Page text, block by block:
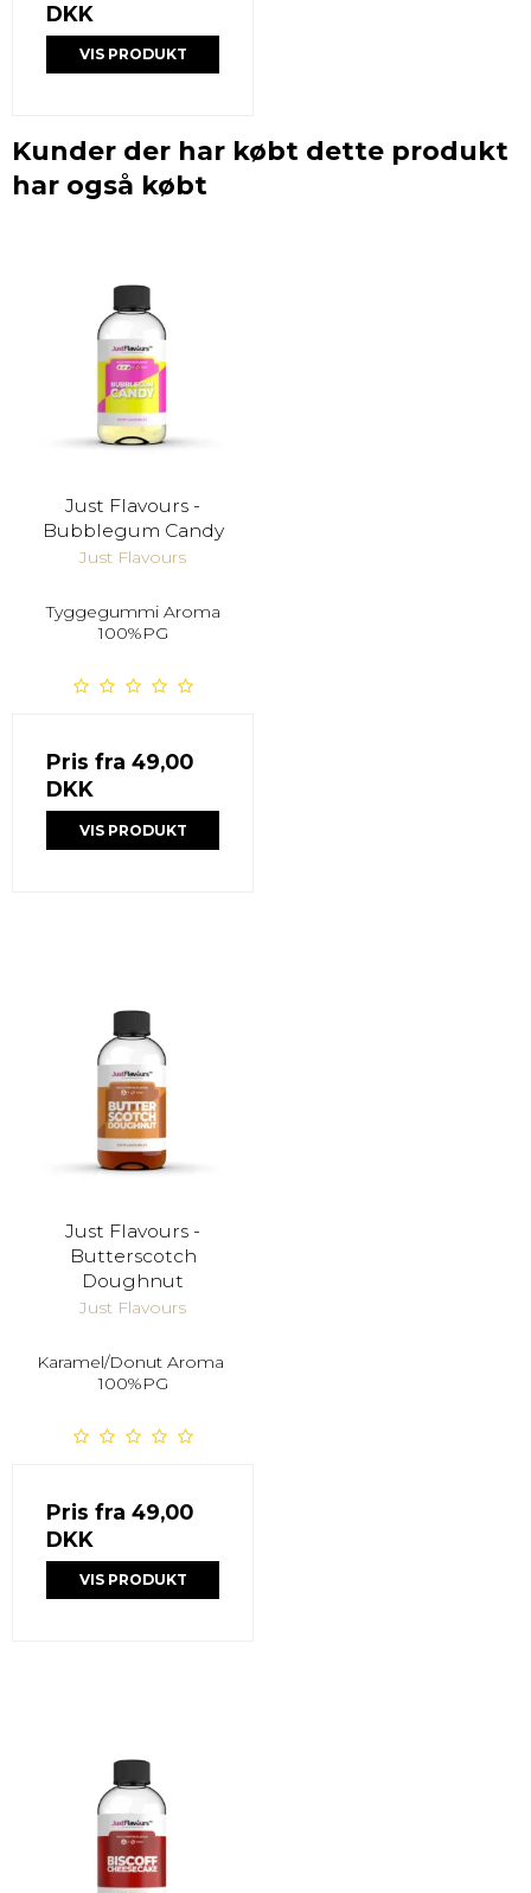
DKK
VIS PRODUKT
Kunder der har købt dette produkt
har også købt
Just Flavours -
Bubblegum Candy
Just Flavours
Tyggegummi Aroma
100%PG
Pris fra 49,00
DKK
VIS PRODUKT
Just Flavours -
Butterscotch
Doughnut
Just Flavours
Karamel/Donut Aroma
100%PG
Pris fra 49,00
DKK
VIS PRODUKT